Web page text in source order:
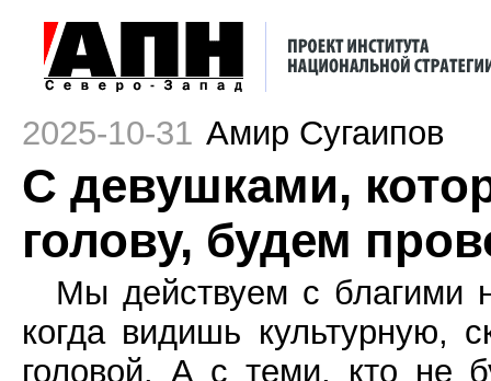
2025-10-31 Амир Сугаипов
С девушками,
голову, будем
Мы действуем с благими
когда видишь культурную,
головой. А с теми, кто не